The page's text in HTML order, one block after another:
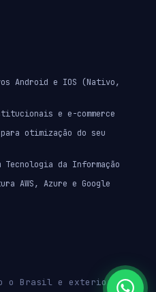
Android e IOS (Nativo,
e e-commerce
otimização do seu
da Informação
AWS, Azure e Google
o Brasil e exterior